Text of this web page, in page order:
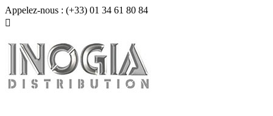
Appelez-nous : (+33) 01 34 61 80 84
